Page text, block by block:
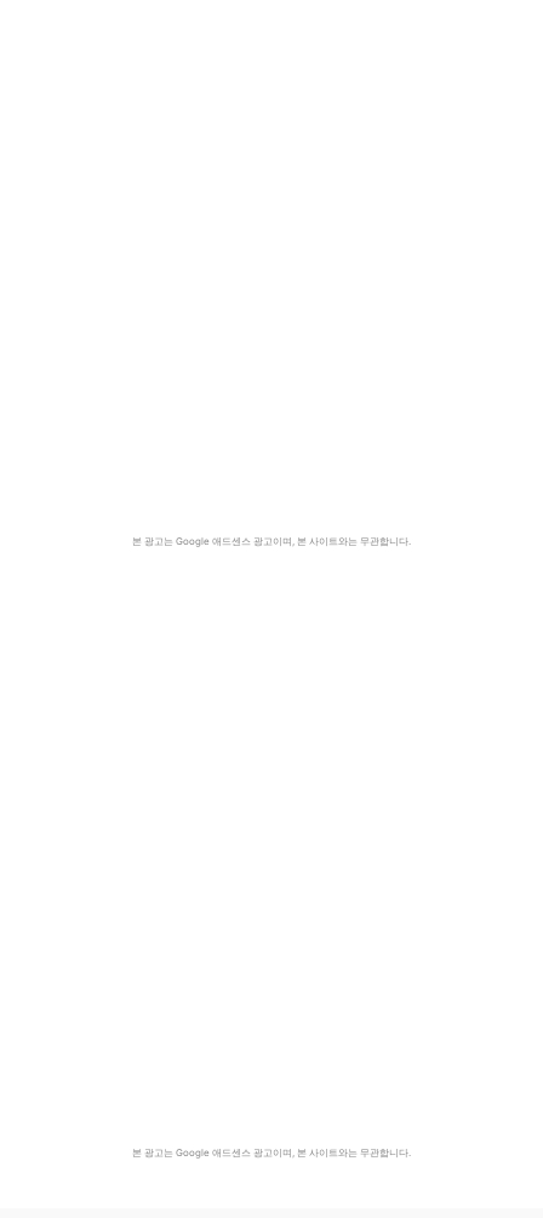
본 광고는 Google 애드센스 광고이며, 본 사이트와는 무관합니다.
본 광고는 Google 애드센스 광고이며, 본 사이트와는 무관합니다.